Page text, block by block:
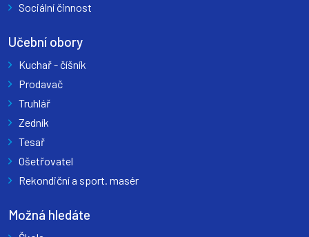
Sociální činnost
Učební obory
Kuchař - číšník
Prodavač
Truhlář
Zedník
Tesař
Ošetřovatel
Rekondiční a sport. masér
Možná hledáte